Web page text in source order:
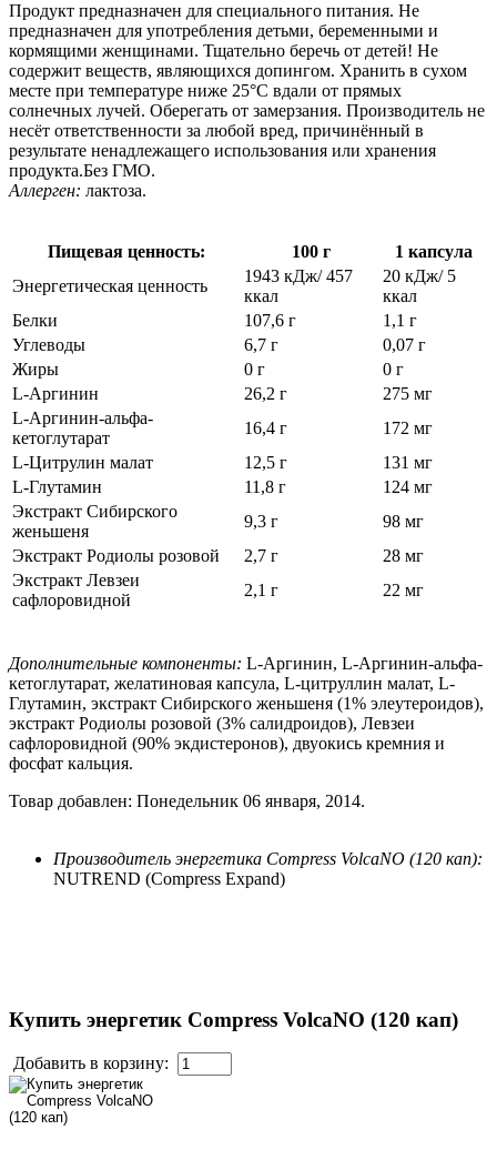
Продукт предназначен для специального питания. Не
предназначен для употребления детьми, беременными и
кормящими женщинами. Тщательно беречь от детей! Не
содержит веществ, являющихся допингом. Хранить в сухом
месте при температуре ниже 25°C вдали от прямых
солнечных лучей. Оберегать от замерзания. Производитель не
несёт ответственности за любой вред, причинённый в
результате ненадлежащего использования или хранения
продукта.Без ГМО.
Аллерген: лактоза.
Пищевая ценность: 100 г
1 капсула
Энергетическая ценность
1943 кДж/ 457
ккал
20 кДж/ 5
ккал
Белки
107,6 г
1,1 г
Углеводы
6,7 г
0,07 г
Жиры
0 г
0 г
L-Аргинин
26,2 г
275 мг
L-Аргинин-альфа-
кетоглутарат
16,4 г
172 мг
L-Цитрулин малат
12,5 г
131 мг
L-Глутамин
11,8 г
124 мг
Экстракт Сибирского
женьшеня
9,3 г
98 мг
Экстракт Родиолы розовой
2,7 г
28 мг
Экстракт Левзеи
сафлоровидной
2,1 г 22 мг
Дополнительные компоненты: L-Аргинин, L-Аргинин-альфа-
кетоглутарат, желатиновая капсула, L-цитруллин малат, L-
Глутамин, экстракт Сибирского женьшеня (1% элеутероидов),
экстракт Родиолы розовой (3% салидроидов), Левзеи
сафлоровидной (90% экдистеронов), двуокись кремния и
фосфат кальция.
Товар добавлен: Понедельник 06 января, 2014.
Производитель энергетика Compress VolcaNO (120 кап):
NUTREND (Compress Expand)
Купить энергетик Compress VolcaNO (120 кап)
Добавить в корзину: